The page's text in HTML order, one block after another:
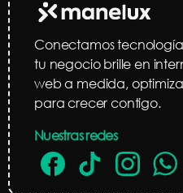
Conectamos
tu negocio brille en
web a medida,
para crecer contigo.
Nuestras redes